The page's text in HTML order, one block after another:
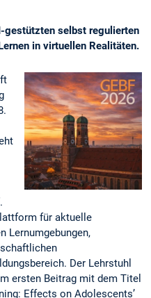
gestützten selbst regulierten
in virtuellen Realitäten.
für aktuelle
Lernumgebungen,
Der Lehrstuhl
ersten Beitrag mit dem Titel
Effects on Adolescents’